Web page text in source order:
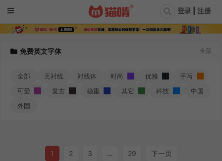
登录 | 注册
全部
免费英文字体
全部 无衬线 衬线体 时尚 优雅
手写
可爱
复古 稳重 其它 科技
中国
外国
1 2 3 … 29 下一页